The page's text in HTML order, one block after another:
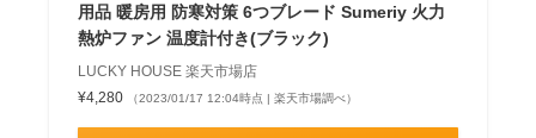
用品 暖房用 防寒対策 6つブレード Sumeriy 火力
熱炉ファン 温度計付き(ブラック)
LUCKY HOUSE 楽天市場店
¥4,280
（2023/01/17 12:04時点 | 楽天市場調べ）